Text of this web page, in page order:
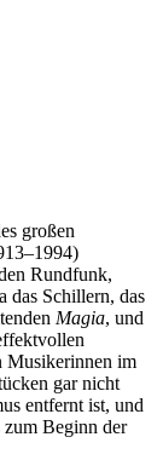
großen
Rundfunk,
das Schillern, das
Magia, und
Musikerinnen im
gar nicht
entfernt ist, und
Beginn der